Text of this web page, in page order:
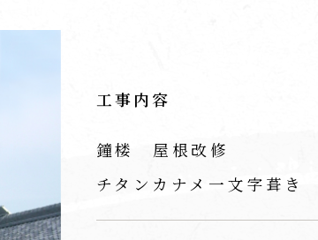
工事内容
鐘楼 屋根改修
チタンカナメ一文字葺き